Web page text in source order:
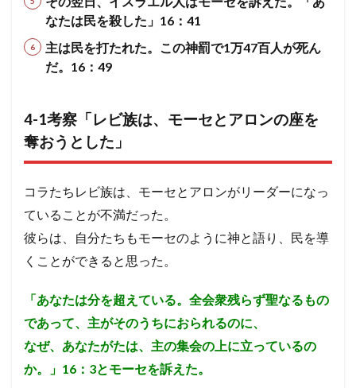
なたは民を殺した」16：41
主は民を打たれた。この神罰で1万47百人が死ん
だ。16：49
4-1考察「レビ族は、モーセとアロンの座を
奪おうとした」
コラたちレビ族は、モーセとアロンがリーダーになっ
ていることが不満だった。
彼らは、自分たちもモーセのように神と語り、民を導
くことができると思った。
「あなたは分を超えている。全会衆残らず聖なるもの
であって、主がそのうちにおられるのに、
なぜ、あなたがたは、主の集会の上に立っているの
か。」16：3とモーセを訴えた。